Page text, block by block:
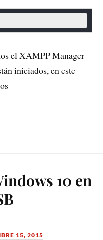
el XAMPP Manager
iniciados, en este
10 en
15, 2015